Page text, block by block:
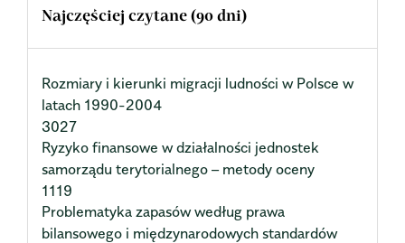
Najczęściej czytane (90 dni)
Rozmiary i kierunki migracji ludności w Polsce w
latach 1990-2004
3027
Ryzyko finansowe w działalności jednostek
samorządu terytorialnego – metody oceny
1119
Problematyka zapasów według prawa
bilansowego i międzynarodowych standardów